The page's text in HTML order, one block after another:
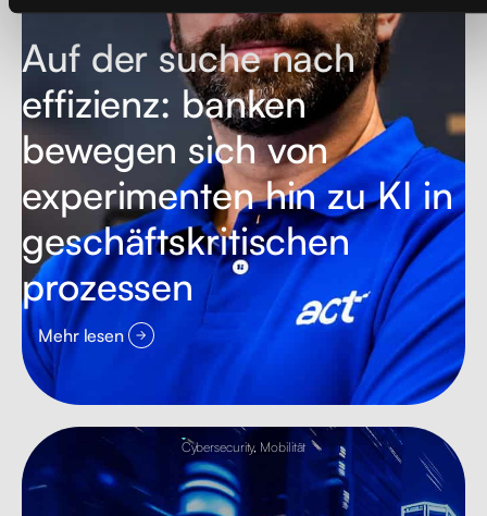
Auf der suche nach
effizienz: banken
bewegen sich von
experimenten hin zu KI in
geschäftskritischen
prozessen
Mehr lesen
Cybersecurity, Mobilität